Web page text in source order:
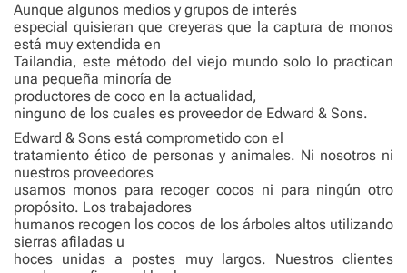
Aunque algunos medios y grupos de interés
especial quisieran que creyeras que la captura de monos
está muy extendida en
Tailandia, este método del viejo mundo solo lo practican
una pequeña minoría de
productores de coco en la actualidad,
ninguno de los cuales es proveedor de Edward & Sons.
Edward & Sons está comprometido con el
tratamiento ético de personas y animales. Ni nosotros ni
nuestros proveedores
usamos monos para recoger cocos ni para ningún otro
propósito. Los trabajadores
humanos recogen los cocos de los árboles altos utilizando
sierras afiladas u
hoces unidas a postes muy largos. Nuestros clientes